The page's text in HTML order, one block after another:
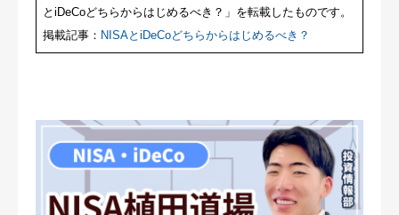
とiDeCoどちらからはじめるべき？」を転載したものです。
掲載記事： NISAとiDeCoどちらからはじめるべき？